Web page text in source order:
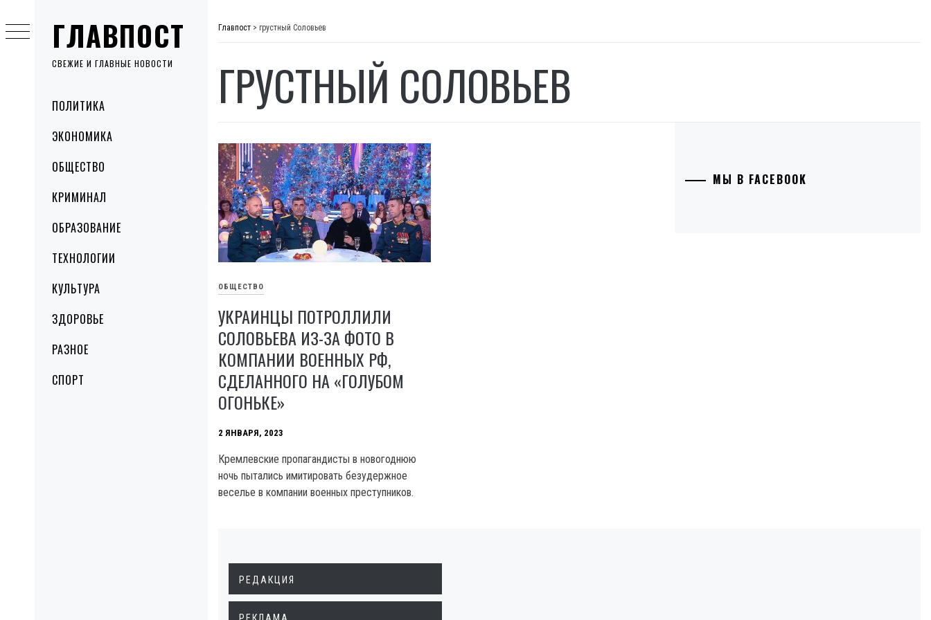
ГЛАВПОСТ
СВЕЖИЕ И ГЛАВНЫЕ НОВОСТИ
MenuПОЛИТИКА
ЭКОНОМИКА
ОБЩЕСТВО
КРИМИНАЛ
ОБРАЗОВАНИЕ
ТЕХНОЛОГИИ
КУЛЬТУРА
ЗДОРОВЬЕ
РАЗНОЕ
СПОРТ
to
content
Главпост > грустный Соловьев
ГРУСТНЫЙ СОЛОВЬЕВ
ОБЩЕСТВО
УКРАИНЦЫ ПОТРОЛЛИЛИ
СОЛОВЬЕВА ИЗ-ЗА ФОТО В
КОМПАНИИ ВОЕННЫХ РФ,
СДЕЛАННОГО НА «ГОЛУБОМ
ОГОНЬКЕ»
2 ЯНВАРЯ, 2023
Кремлевские пропагандисты в новогоднюю
ночь пытались имитировать безудержное
веселье в компании военных преступников.
МЫ В FACEBOOK
РЕДАКЦИЯ